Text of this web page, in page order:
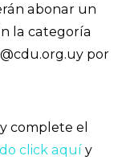
abonar un
la categoría
por
complete el
click aquí y